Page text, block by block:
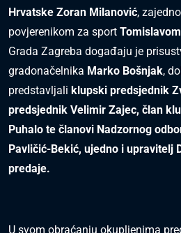
Hrvatske Zoran Milanović,
povjerenikom za sport
Grada Zagreba događaju je
gradonačelnika Marko Bošnjak,
predstavljali klupski predsjednik
predsjednik Velimir Zajec, član
Puhalo te članovi Nadzornog
Pavličić-Bekić, ujedno i upravitelj
predaje.
U svom obraćanju okupljenima